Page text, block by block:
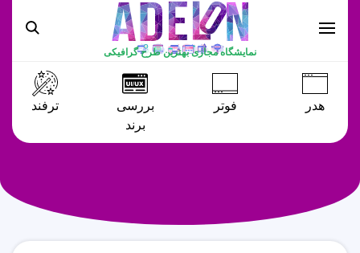
نمایشگاه مجازی بهترین طرح گرافیکی
هدر فوتر
بررسی
برند
ترفند